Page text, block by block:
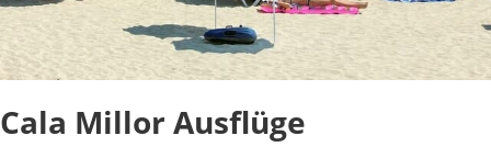
Cala Millor Ausflüge